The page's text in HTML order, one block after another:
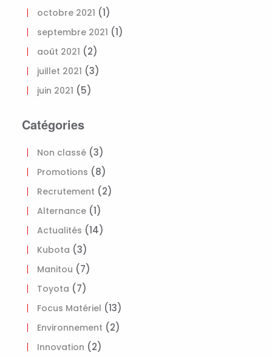
octobre 2021 (1)
septembre 2021 (1)
août 2021 (2)
juillet 2021 (3)
juin 2021 (5)
Catégories
Non classé (3)
Promotions (8)
Recrutement (2)
Alternance (1)
Actualités (14)
Kubota (3)
Manitou (7)
Toyota (7)
Focus Matériel (13)
Environnement (2)
Innovation (2)